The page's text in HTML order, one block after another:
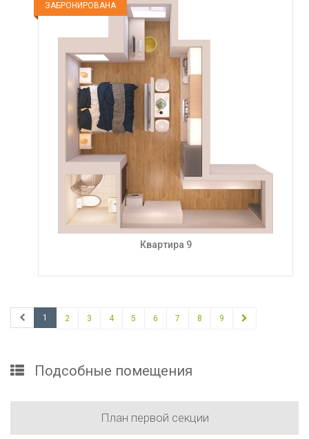
ЗАБРОНИРОВАНА
Квартира 9
1 2 3 4 5 6 7 8 9
Подсобные помещения
План первой секции